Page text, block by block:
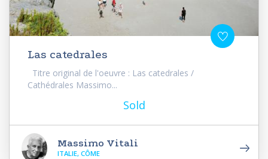
Las catedrales
Titre original de l'oeuvre : Las catedrales /
Cathédrales Massimo...
Sold
Massimo Vitali
ITALIE, CÔME